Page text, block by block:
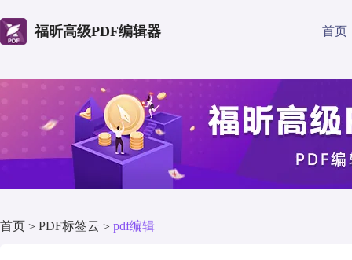
福昕高级PDF编辑器 首页
首页 > PDF标签云 > pdf编辑